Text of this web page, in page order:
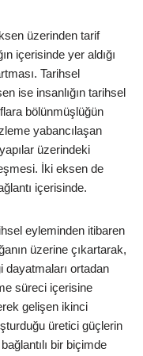
üzerinden tarif
içerisinde yer aldığı
Tarihsel
ise insanlığın tarihsel
bölünmüşlüğün
yabancılaşan
üzerindeki
İki eksen de
içerisinde.
eyleminden itibaren
üzerine çıkartarak,
dayatmaları ortadan
süreci içerisine
gelişen ikinci
üretici güçlerin
bir biçimde